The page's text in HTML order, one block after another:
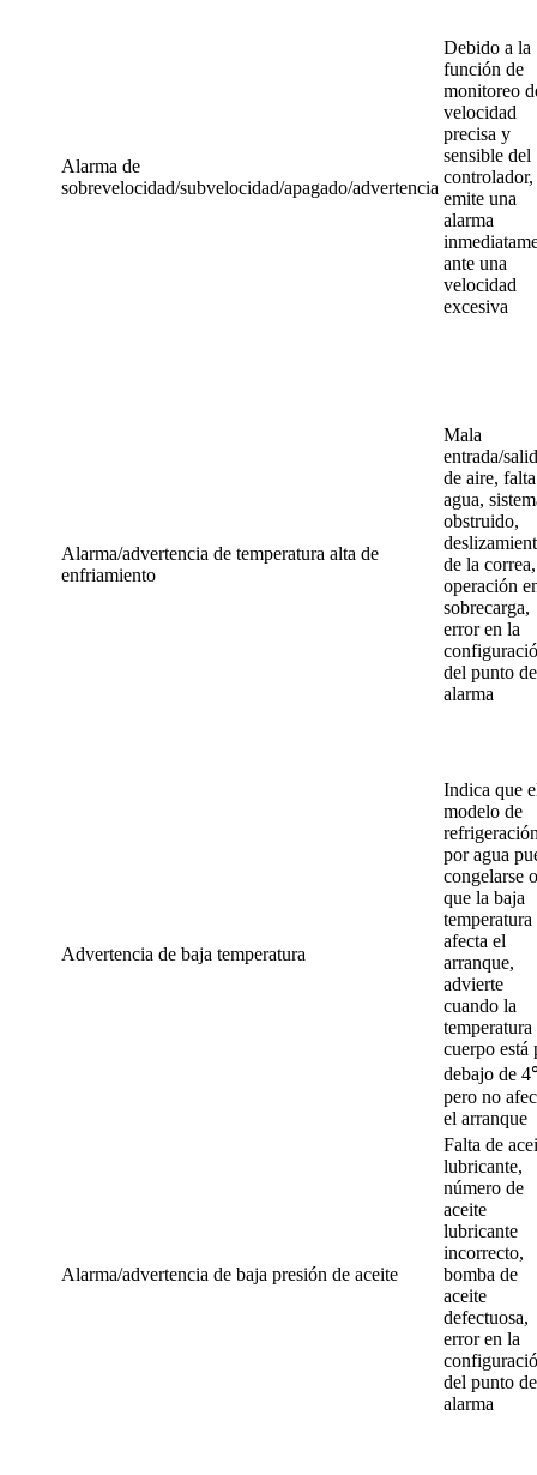
Alarma de
sobrevelocidad/subvelocidad/apagado/advertencia
Debido a la
función de
monitoreo
velocidad
precisa y
sensible del
controlador,
emite una
alarma
ante una
velocidad
excesiva
Alarma/advertencia de temperatura alta de
enfriamiento
Mala
entrada/
de aire,
agua,
obstruido,
de la correa,
operación
sobrecarga,
error en la
del punto de
alarma
Advertencia de baja temperatura
Indica que
modelo de
por agua
congelarse o
que la baja
temperatura
afecta el
arranque,
advierte
cuando la
temperatura
cuerpo está
debajo de
pero no
el arranque
Alarma/advertencia de baja presión de aceite
Falta de
lubricante,
número de
aceite
lubricante
incorrecto,
bomba de
aceite
defectuosa,
error en la
del punto de
alarma